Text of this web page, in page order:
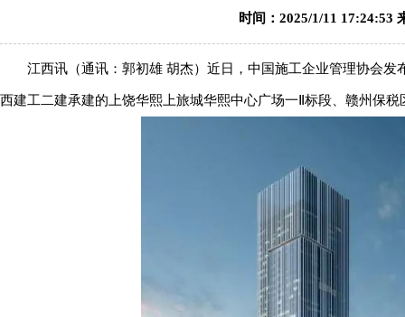
时间：2025/1/11 17:24:53
江西讯（通讯：郭初雄 胡杰） 近日，中国施工企业管理协会发
西建工二建承建的上饶华熙上旅城华熙中心广场一Ⅱ标段、赣州保